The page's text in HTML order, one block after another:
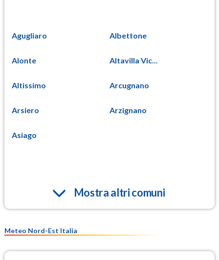
Agugliaro Albettone
Alonte Altavilla Vic...
Altissimo Arcugnano
Arsiero Arzignano
Asiago
Mostra altri comuni
Meteo Nord-Est Italia